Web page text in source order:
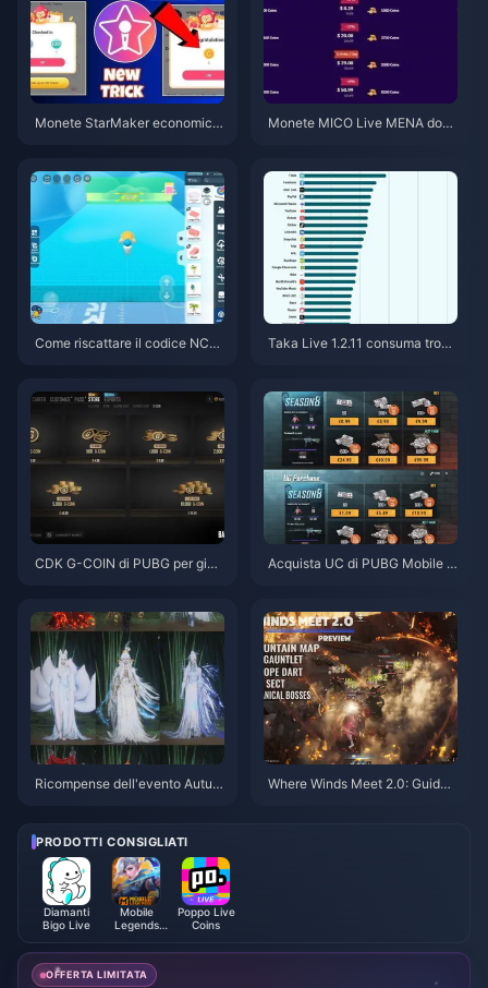
Monete StarMaker economich
Monete MICO Live MENA dopo
Come riscattare il codice NCR
Taka Live 1.2.11 consuma tropp
ioni
CDK G-COIN di PUBG per giug
Acquista UC di PUBG Mobile a
lio 2026): costi, i migliori pacch
etti e ricariche sicure
Ricompense dell'evento Autun
mpleto, valuta e priorità
Where Winds Meet 2.0: Guida
PRODOTTI CONSIGLIATI
Diamanti
Bigo Live
Mobile
Legends
Poppo Live
Coins
OFFERTA LIMITATA